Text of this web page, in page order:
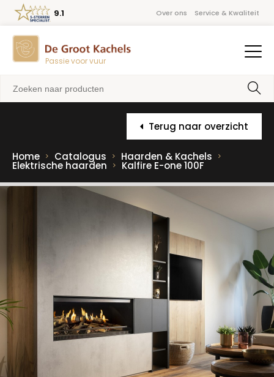
Over ons Service & Kwaliteit
Passie voor vuur
9.1
Terug naar overzicht
Home Catalogus Haarden & Kachels
Elektrische haarden Kalfire E-one 100F